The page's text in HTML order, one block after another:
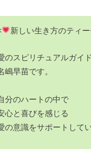
新しい生き方のティ
のスピリチュアルガイド
嶋早苗です。
分のハートの中で
心と喜びを感じる
の意識をサポートしてい